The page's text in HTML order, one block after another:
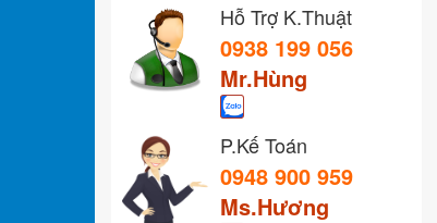
Hỗ Trợ K.Thuật
0938 199 056
Mr.Hùng
P.Kế Toán
0948 900 959
Ms.Hương